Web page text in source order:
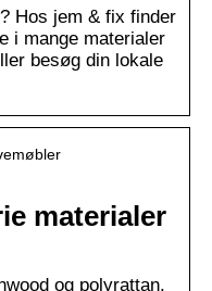
Hos jem & fix finder
i mange materialer
besøg din lokale
materialer
og polyrattan.